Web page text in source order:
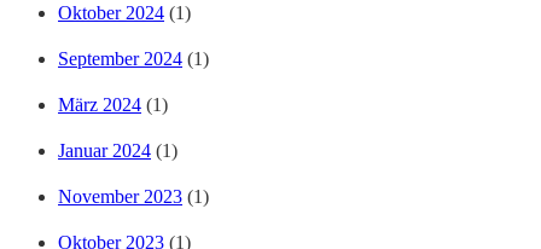
Oktober 2024 (1)
September 2024 (1)
März 2024 (1)
Januar 2024 (1)
November 2023 (1)
Oktober 2023 (1)